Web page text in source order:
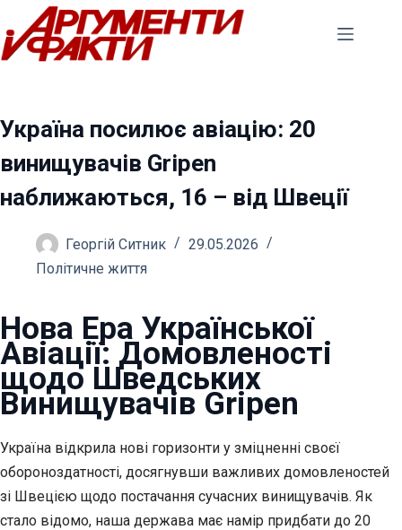
Перейти
до
вмісту
Україна посилює авіацію: 20
винищувачів Gripen
наближаються, 16 – від Швеції
Георгій Ситник
29.05.2026
Політичне життя
Нова Ера Української
Авіації: Домовленості
щодо Шведських
Винищувачів Gripen
Україна відкрила нові горизонти у зміцненні своєї
обороноздатності, досягнувши важливих домовленостей
зі Швецією щодо постачання сучасних винищувачів. Як
стало відомо, наша держава має намір придбати до 20